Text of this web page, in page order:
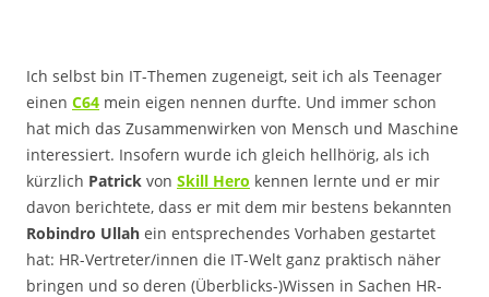
Ich selbst bin IT-Themen zugeneigt, seit ich als Teenager
einen C64 mein eigen nennen durfte. Und immer schon
hat mich das Zusammenwirken von Mensch und Maschine
interessiert. Insofern wurde ich gleich hellhörig, als ich
kürzlich Patrick von Skill Hero kennen lernte und er mir
davon berichtete, dass er mit dem mir bestens bekannten
Robindro Ullah ein entsprechendes Vorhaben gestartet
hat: HR-Vertreter/innen die IT-Welt ganz praktisch näher
bringen und so deren (Überblicks-)Wissen in Sachen HR-